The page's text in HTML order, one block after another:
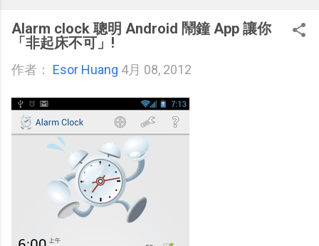
Alarm clock 聰明 Android 鬧鐘 App 讓你
「非起床不可」!
作者： Esor Huang 4月 08, 2012